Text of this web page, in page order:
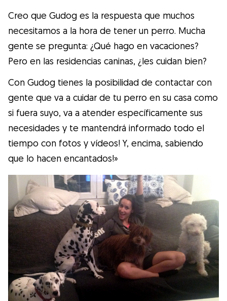
Creo que Gudog es la respuesta que muchos
necesitamos a la hora de tener un perro. Mucha
gente se pregunta: ¿Qué hago en vacaciones?
Pero en las residencias caninas, ¿les cuidan bien?
Con Gudog tienes la posibilidad de contactar con
gente que va a cuidar de tu perro en su casa como
si fuera suyo, va a atender específicamente sus
necesidades y te mantendrá informado todo el
tiempo con fotos y vídeos! Y, encima, sabiendo
que lo hacen encantados!»